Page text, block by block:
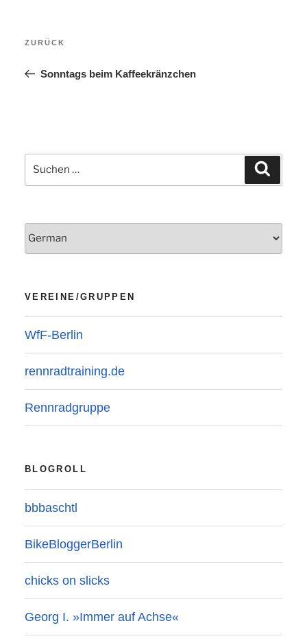
Vorheriger
ZURÜCK
Sonntags beim Kaffeekränzchen
Suchen
nach:
VEREINE/GRUPPEN
WfF-Berlin
rennradtraining.de
Rennradgruppe
BLOGROLL
bbbaschtl
BikeBloggerBerlin
chicks on slicks
Georg I. »Immer auf Achse«